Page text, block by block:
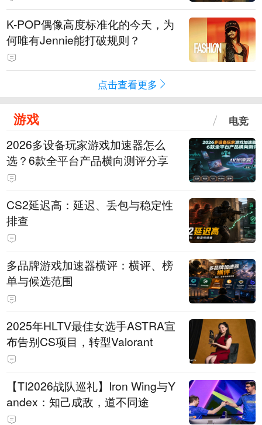
K-POP偶像高度标准化的今天，为
何唯有Jennie能打破规则？
点击查看更多
游戏 电竞
2026多设备玩家游戏加速器怎么
选？6款全平台产品横向测评分享
CS2延迟高：延迟、丢包与稳定性
排查
多品牌游戏加速器横评：横评、榜
单与候选范围
2025年HLTV最佳女选手ASTRA宣
布告别CS项目，转型Valorant
【TI2026战队巡礼】Iron Wing与Y
andex：知己成敌，道不同途